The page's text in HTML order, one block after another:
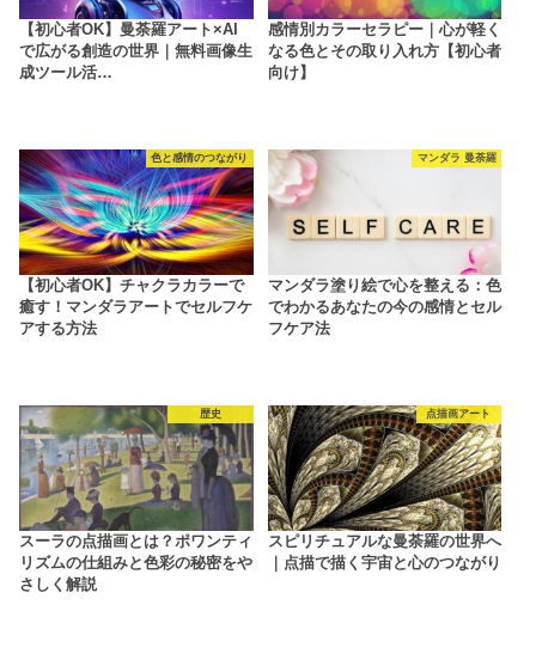
【初心者OK】曼荼羅アート×AI
で広がる創造の世界｜無料画像生
成ツール活…
感情別カラーセラピー｜心が軽く
なる色とその取り入れ方【初心者
向け】
色と感情のつながり
【初心者OK】チャクラカラーで
癒す！マンダラアートでセルフケ
アする方法
マンダラ 曼荼羅
マンダラ塗り絵で心を整える：色
でわかるあなたの今の感情とセル
フケア法
歴史
スーラの点描画とは？ポワンティ
リズムの仕組みと色彩の秘密をや
さしく解説
点描画アート
スピリチュアルな曼荼羅の世界へ
｜点描で描く宇宙と心のつながり